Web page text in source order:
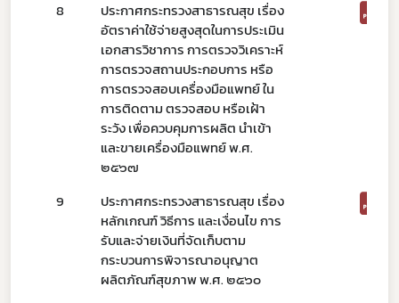
8
ประกาศกระทรวงสาธารณสุข เรื่อง
อัตราค่าใช้จ่ายสูงสุดในการประเมิน
เอกสารวิชาการ การตรวจวิเคราะห์
การตรวจสถานประกอบการ หรือ
การตรวจสอบเครื่องมือแพทย์ ใน
การติดตาม ตรวจสอบ หรือเฝ้า
ระวัง เพื่อควบคุมการผลิต นำเข้า
และขายเครื่องมือแพทย์ พ.ศ.
๒๕๖๗
9
ประกาศกระทรวงสาธารณสุข เรื่อง
หลักเกณฑ์ วิธีการ และเงื่อนไข การ
รับและจ่ายเงินที่จัดเก็บตาม
กระบวนการพิจารณาอนุญาต
ผลิตภัณฑ์สุขภาพ พ.ศ. ๒๕๖๐